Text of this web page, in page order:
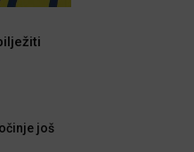
još